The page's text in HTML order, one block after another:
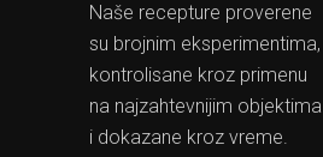
Naše recepture proverene
su brojnim eksperimentima,
kontrolisane kroz primenu
na najzahtevnijim objektima
i dokazane kroz vreme.